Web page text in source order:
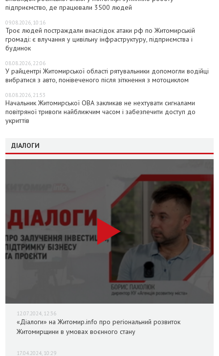
підприємство, де працювали 3500 людей
09.08.2026, 10:16
Троє людей постраждали внаслідок атаки рф по Житомирській
громаді: є влучання у цивільну інфраструктуру, підприємства і
будинок
08.08.2026, 22:06
У райцентрі Житомирської області рятувальники допомогли водійці
вибратися з авто, понівеченого після зіткнення з мотоциклом
08.08.2026, 21:53
Начальник Житомирської ОВА закликав не нехтувати сигналами
повітряної тривоги найближчим часом і забезпечити доступ до
укриттів
ДІАЛОГИ
12.07.2024, 12:36
«Діалоги» на Житомир.info про регіональний розвиток
Житомирщини в умовах воєнного стану
17.04.2024, 10:29